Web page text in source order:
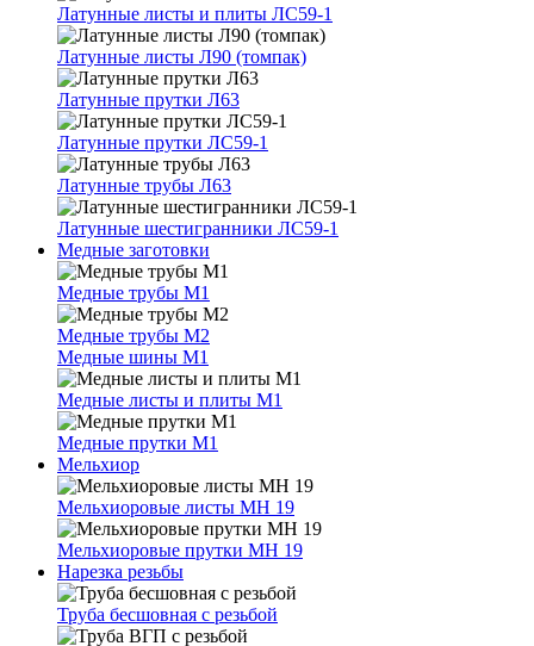
Латунные листы и плиты ЛС59-1
Латунные листы Л90 (томпак)
Латунные прутки Л63
Латунные прутки ЛС59-1
Латунные трубы Л63
Латунные шестигранники ЛС59-1
Медные заготовки
Медные трубы М1
Медные трубы М2
Медные шины М1
Медные листы и плиты М1
Медные прутки М1
Мельхиор
Мельхиоровые листы МН 19
Мельхиоровые прутки МН 19
Нарезка резьбы
Труба бесшовная с резьбой